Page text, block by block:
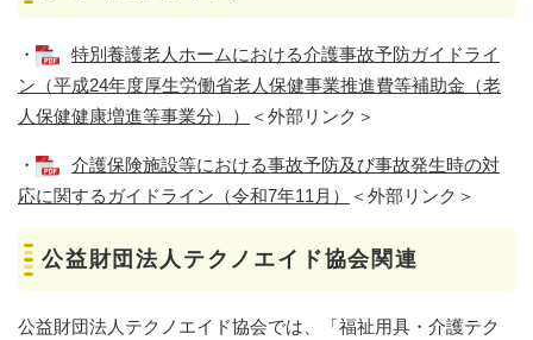
・
特別養護老人ホームにおける介護事故予防ガイドライ
ン（平成24年度厚生労働省老人保健事業推進費等補助金（老
人保健健康増進等事業分））
＜外部リンク＞
・
介護保険施設等における事故予防及び事故発生時の対
応に関するガイドライン（令和7年11月）
＜外部リンク＞
公益財団法人テクノエイド協会関連
公益財団法人テクノエイド協会では、「福祉用具・介護テク